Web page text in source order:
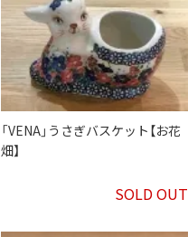
「VENA」うさぎバスケット【お花
畑】
SOLD OUT